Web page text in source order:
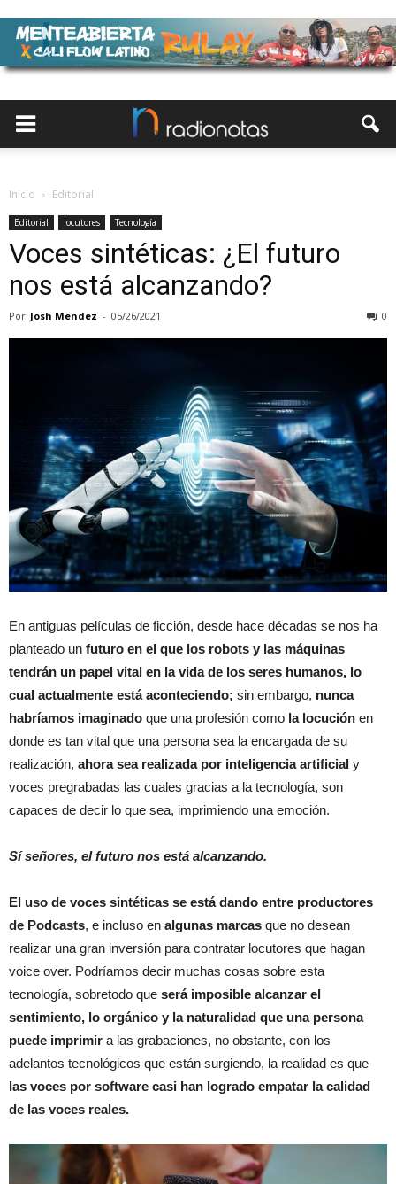
Inicio Editorial
Editorial locutores Tecnología
Voces sintéticas: ¿El futuro
nos está alcanzando?
Por Josh Mendez - 05/26/2021 0
En antiguas películas de ficción, desde hace décadas se nos ha
planteado un futuro en el que los robots y las máquinas
tendrán un papel vital en la vida de los seres humanos, lo
cual actualmente está aconteciendo; sin embargo, nunca
habríamos imaginado que una profesión como la locución en
donde es tan vital que una persona sea la encargada de su
realización, ahora sea realizada por inteligencia artificial y
voces pregrabadas las cuales gracias a la tecnología, son
capaces de decir lo que sea, imprimiendo una emoción.
Sí señores, el futuro nos está alcanzando.
El uso de voces sintéticas se está dando entre productores
de Podcasts, e incluso en algunas marcas que no desean
realizar una gran inversión para contratar locutores que hagan
voice over. Podríamos decir muchas cosas sobre esta
tecnología, sobretodo que será imposible alcanzar el
sentimiento, lo orgánico y la naturalidad que una persona
puede imprimir a las grabaciones, no obstante, con los
adelantos tecnológicos que están surgiendo, la realidad es que
las voces por software casi han logrado empatar la calidad
de las voces reales.